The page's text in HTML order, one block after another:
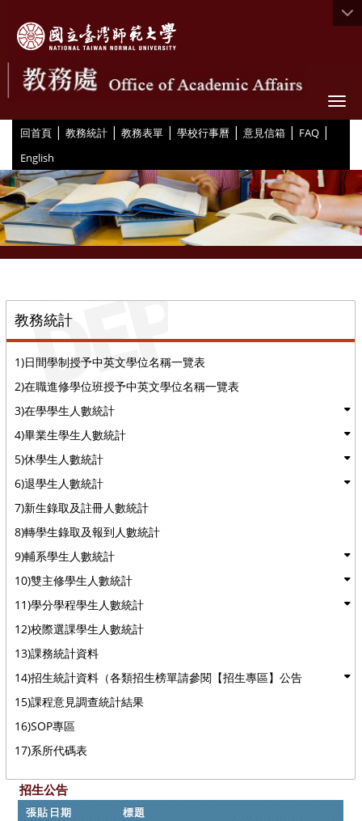
回首頁 | 教務統計 | 教務表單 | 學校行事曆 | 意見信箱 | FAQ |
English
教務統計
1)日間學制授予中英文學位名稱一覽表
2)在職進修學位班授予中英文學位名稱一覽表
3)在學學生人數統計
4)畢業生學生人數統計
5)休學生人數統計
6)退學生人數統計
7)新生錄取及註冊人數統計
8)轉學生錄取及報到人數統計
9)輔系學生人數統計
10)雙主修學生人數統計
11)學分學程學生人數統計
12)校際選課學生人數統計
13)課務統計資料
14)招生統計資料（各類招生榜單請參閱【招生專區】公告
15)課程意見調查統計結果
16)SOP專區
17)系所代碼表
招生公告
張貼日期 標題